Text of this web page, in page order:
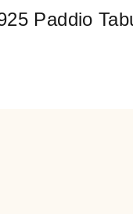
Paddio